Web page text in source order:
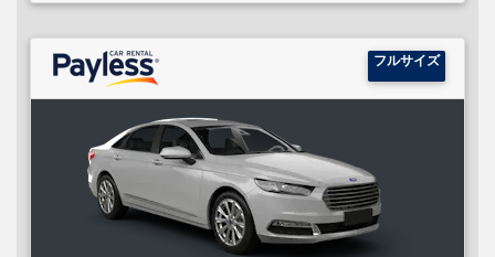
フルサイズ